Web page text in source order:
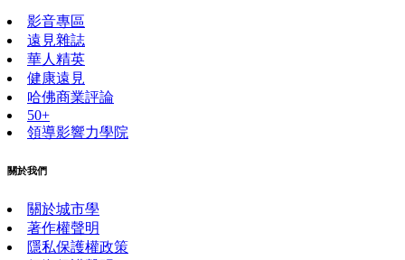
影音專區
遠見雜誌
華人精英
健康遠見
哈佛商業評論
50+
領導影響力學院
關於我們
關於城市學
著作權聲明
隱私保護權政策